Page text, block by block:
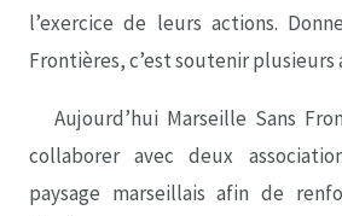
l’exercice de leurs actions.
Frontières, c’est soutenir plusieurs
Aujourd’hui Marseille Sans
collaborer avec deux
paysage marseillais afin de